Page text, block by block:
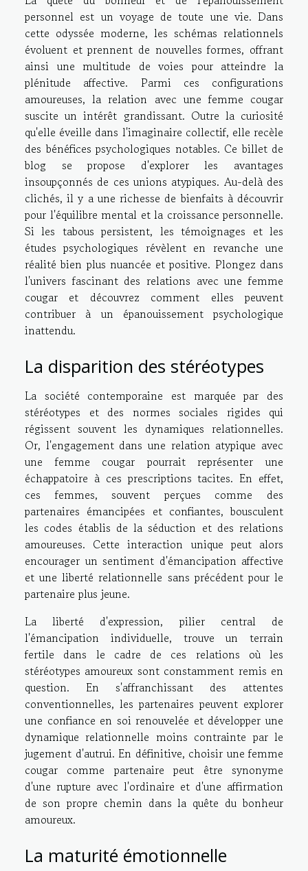
personnel est un voyage de toute une vie. Dans
cette odyssée moderne, les schémas relationnels
évoluent et prennent de nouvelles formes, offrant
ainsi une multitude de voies pour atteindre la
plénitude affective. Parmi ces configurations
amoureuses, la relation avec une femme cougar
suscite un intérêt grandissant. Outre la curiosité
qu'elle éveille dans l'imaginaire collectif, elle recèle
des bénéfices psychologiques notables. Ce billet de
blog se propose d'explorer les avantages
insoupçonnés de ces unions atypiques. Au-delà des
clichés, il y a une richesse de bienfaits à découvrir
pour l'équilibre mental et la croissance personnelle.
Si les tabous persistent, les témoignages et les
études psychologiques révèlent en revanche une
réalité bien plus nuancée et positive. Plongez dans
l'univers fascinant des relations avec une femme
cougar et découvrez comment elles peuvent
contribuer à un épanouissement psychologique
inattendu.
La disparition des stéréotypes
La société contemporaine est marquée par des
stéréotypes et des normes sociales rigides qui
régissent souvent les dynamiques relationnelles.
Or, l'engagement dans une relation atypique avec
une femme cougar pourrait représenter une
échappatoire à ces prescriptions tacites. En effet,
ces femmes, souvent perçues comme des
partenaires émancipées et confiantes, bousculent
les codes établis de la séduction et des relations
amoureuses. Cette interaction unique peut alors
encourager un sentiment d'émancipation affective
et une liberté relationnelle sans précédent pour le
partenaire plus jeune.
La liberté d'expression, pilier central de
l'émancipation individuelle, trouve un terrain
fertile dans le cadre de ces relations où les
stéréotypes amoureux sont constamment remis en
question. En s'affranchissant des attentes
conventionnelles, les partenaires peuvent explorer
une confiance en soi renouvelée et développer une
dynamique relationnelle moins contrainte par le
jugement d'autrui. En définitive, choisir une femme
cougar comme partenaire peut être synonyme
d'une rupture avec l'ordinaire et d'une affirmation
de son propre chemin dans la quête du bonheur
amoureux.
La maturité émotionnelle